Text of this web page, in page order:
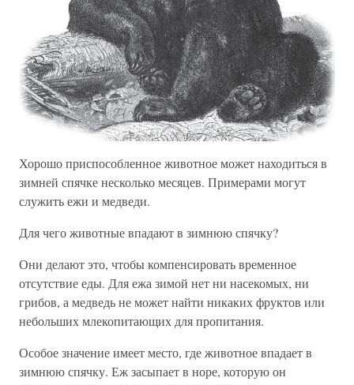
Хорошо приспособленное животное может находиться в
зимней спячке несколько месяцев. Примерами могут
служить ежи и медведи.
Для чего животные впадают в зимнюю спячку?
Они делают это, чтобы компенсировать временное
отсутствие еды. Для ежа зимой нет ни насекомых, ни
грибов, а медведь не может найти никаких фруктов или
небольших млекопитающих для пропитания.
Особое значение имеет место, где животное впадает в
зимнюю спячку. Еж засыпает в норе, которую он